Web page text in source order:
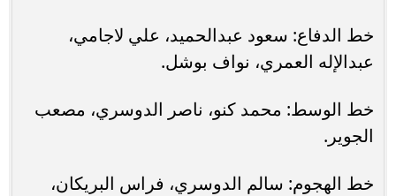
خط الدفاع: سعود عبدالحميد، علي لاجامي،
عبدالإله العمري، نواف بوشل.
خط الوسط: محمد كنو، ناصر الدوسري، مصعب
الجوير.
خط الهجوم: سالم الدوسري، فراس البريكان،